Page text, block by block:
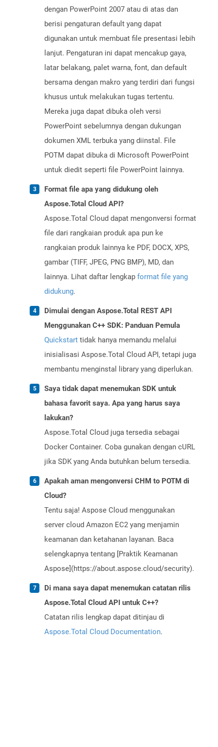
dengan PowerPoint 2007 atau di atas dan
berisi pengaturan default yang dapat
digunakan untuk membuat file presentasi lebih
lanjut. Pengaturan ini dapat mencakup gaya,
latar belakang, palet warna, font, dan default
bersama dengan makro yang terdiri dari fungsi
khusus untuk melakukan tugas tertentu.
Mereka juga dapat dibuka oleh versi
PowerPoint sebelumnya dengan dukungan
dokumen XML terbuka yang diinstal. File
POTM dapat dibuka di Microsoft PowerPoint
untuk diedit seperti file PowerPoint lainnya.
Format file apa yang didukung oleh
Aspose.Total Cloud API?
Aspose.Total Cloud dapat mengonversi format
file dari rangkaian produk apa pun ke
rangkaian produk lainnya ke PDF, DOCX, XPS,
gambar (TIFF, JPEG, PNG BMP), MD, dan
lainnya. Lihat daftar lengkap format file yang
didukung.
Dimulai dengan Aspose.Total REST API
Menggunakan C++ SDK: Panduan Pemula
Quickstart tidak hanya memandu melalui
inisialisasi Aspose.Total Cloud API, tetapi juga
membantu menginstal library yang diperlukan.
Saya tidak dapat menemukan SDK untuk
bahasa favorit saya. Apa yang harus saya
lakukan?
Aspose.Total Cloud juga tersedia sebagai
Docker Container. Coba gunakan dengan cURL
jika SDK yang Anda butuhkan belum tersedia.
Apakah aman mengonversi CHM to POTM di
Cloud?
Tentu saja! Aspose Cloud menggunakan
server cloud Amazon EC2 yang menjamin
keamanan dan ketahanan layanan. Baca
selengkapnya tentang [Praktik Keamanan
Aspose](https://about.aspose.cloud/security).
Di mana saya dapat menemukan catatan rilis
Aspose.Total Cloud API untuk C++?
Catatan rilis lengkap dapat ditinjau di
Aspose.Total Cloud Documentation.